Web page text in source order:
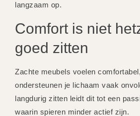
langzaam op.
Comfort is niet
goed zitten
Zachte meubels voelen
ondersteunen je lichaam vaak
langdurig zitten leidt dit tot een
waarin spieren minder actief zijn.